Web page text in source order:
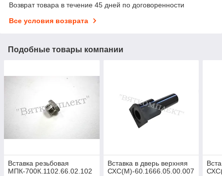
Возврат товара в течение 45 дней по договоренности
Все условия возврата
Подобные товары компании
Вставка резьбовая
МПК-700К.1102.66.02.102
Вставка в дверь верхняя
СХС(М)-60.1666.05.00.007